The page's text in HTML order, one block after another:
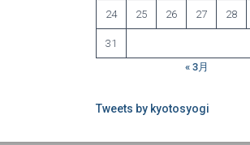
24 25 26 27 28
31
« 3月
Tweets by kyotosyogi